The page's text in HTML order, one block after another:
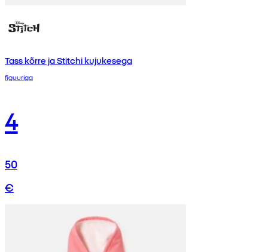
Tass kõrre ja Stitchi kujukesega
figuuriga
4
50
€